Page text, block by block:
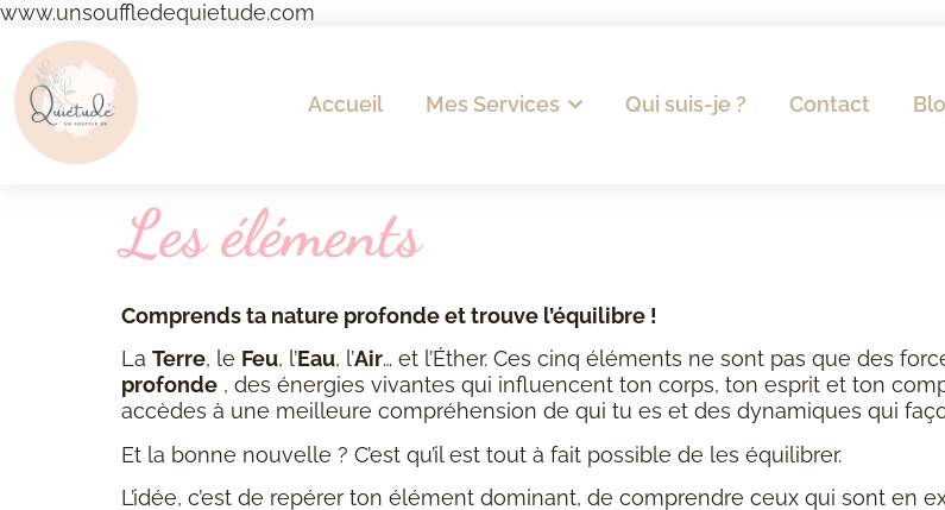
www.unsouffledequietude.com
Accueil Mes Services Qui suis-je ? Contact
Les éléments
Comprends ta nature profonde et trouve l’équilibre !
La Terre, le Feu, l’Eau, l’Air… et l’Éther. Ces cinq éléments ne sont pas que des
profonde , des énergies vivantes qui influencent ton corps, ton esprit et ton
accèdes à une meilleure compréhension de qui tu es et des dynamiques qui
Et la bonne nouvelle ? C’est qu’il est tout à fait possible de les équilibrer.
L’idée, c’est de repérer ton élément dominant, de comprendre ceux qui sont en